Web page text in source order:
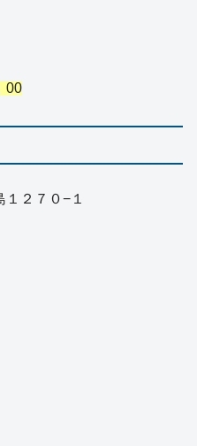
00
２７０−１